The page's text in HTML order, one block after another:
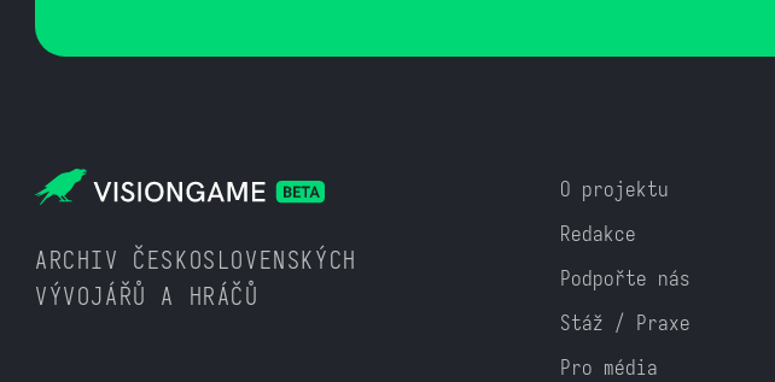
ARCHIV ČESKOSLOVENSKÝCH
VÝVOJÁŘŮ A HRÁČŮ
O projektu
Redakce
Podpořte nás
Stáž / Praxe
Pro média